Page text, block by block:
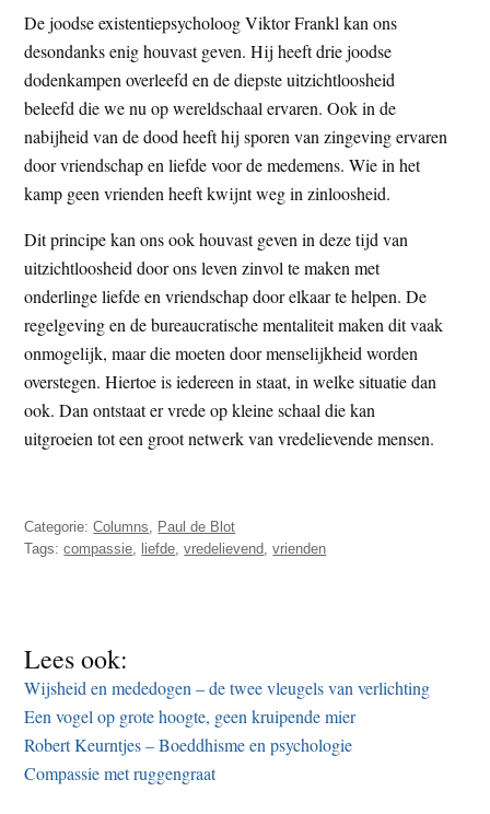
De joodse existentiepsycholoog Viktor Frankl kan ons
desondanks enig houvast geven. Hij heeft drie joodse
dodenkampen overleefd en de diepste uitzichtloosheid
beleefd die we nu op wereldschaal ervaren. Ook in de
nabijheid van de dood heeft hij sporen van zingeving ervaren
door vriendschap en liefde voor de medemens. Wie in het
kamp geen vrienden heeft kwijnt weg in zinloosheid.
Dit principe kan ons ook houvast geven in deze tijd van
uitzichtloosheid door ons leven zinvol te maken met
onderlinge liefde en vriendschap door elkaar te helpen. De
regelgeving en de bureaucratische mentaliteit maken dit vaak
onmogelijk, maar die moeten door menselijkheid worden
overstegen. Hiertoe is iedereen in staat, in welke situatie dan
ook. Dan ontstaat er vrede op kleine schaal die kan
uitgroeien tot een groot netwerk van vredelievende mensen.
Categorie:Columns
Paul de Blot
Tags:compassie liefde ,vredelievend ,vrienden
Lees ook:
Wijsheid en mededogen – de twee vleugels van verlichting
Een vogel op grote hoogte, geen kruipende mier
Robert Keurntjes – Boeddhisme en psychologie
Compassie met ruggengraat